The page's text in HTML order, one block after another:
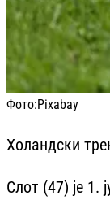
Фото:Pixabay
Холандски
Слот (47) је 1.